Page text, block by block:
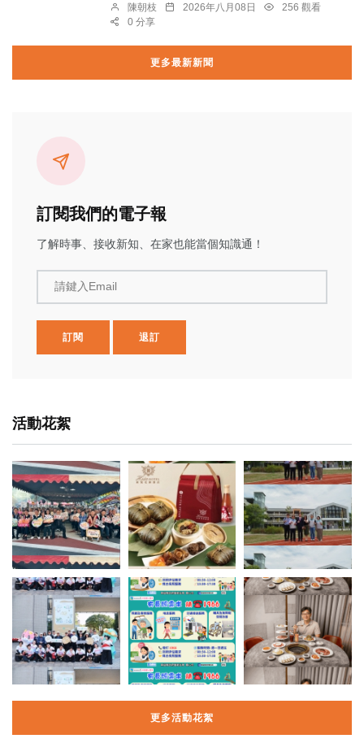
陳朝枝 2026年八月08日
256 觀看
0 分享
更多最新新聞
訂閱我們的電子報
了解時事、接收新知、在家也能當個知識通！
請鍵入Email
訂閱 退訂
活動花絮
更多活動花絮